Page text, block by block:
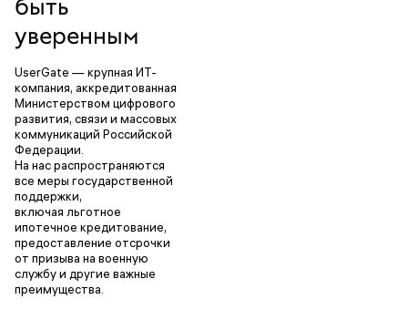
быть
уверенным
UserGate — крупная ИТ-
компания, аккредитованная
Министерством цифрового
развития, связи и массовых
коммуникаций Российской
Федерации.
На нас распространяются
все меры государственной
поддержки,
включая льготное
ипотечное кредитование,
предоставление отсрочки
от призыва на военную
службу и другие важные
преимущества.